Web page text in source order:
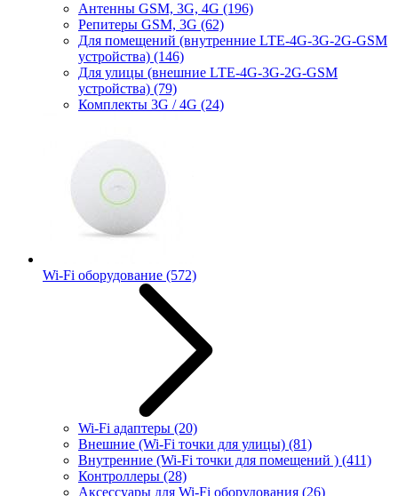
Антенны GSM, 3G, 4G (196)
Репитеры GSM, 3G (62)
Для помещений (внутренние LTE-4G-3G-2G-GSM
устройства) (146)
Для улицы (внешние LTE-4G-3G-2G-GSM
устройства) (79)
Комплекты 3G / 4G (24)
Wi-Fi оборудование (572)
Wi-Fi адаптеры (20)
Внешние (Wi-Fi точки для улицы) (81)
Внутренние (Wi-Fi точки для помещений ) (411)
Контроллеры (28)
Аксессуары для Wi-Fi оборудования (26)